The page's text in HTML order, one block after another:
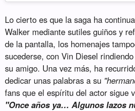
Lo cierto es que la saga ha
Walker mediante sutiles guiños y
de la pantalla, los homenajes
sucederse, con Vin Diesel
su amigo. Una vez más, ha
dedicar unas palabras a su
fans que el espíritu del actor sigue
"Once años ya… Algunos lazos